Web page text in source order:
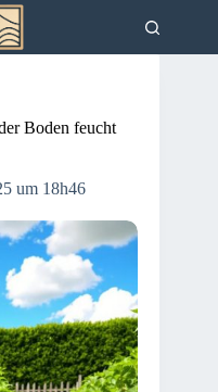
Boden feucht
um 18h46